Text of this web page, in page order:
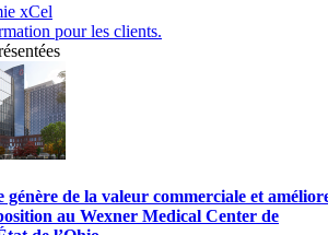
xCel
pour les clients.
de la valeur commerciale et
au Wexner Medical Center de